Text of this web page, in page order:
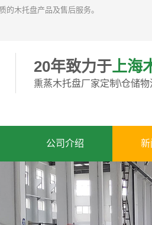
的木托盘产品及售后服务。
20年致力于上海
熏蒸木托盘厂家定制\仓储
公司介绍 新